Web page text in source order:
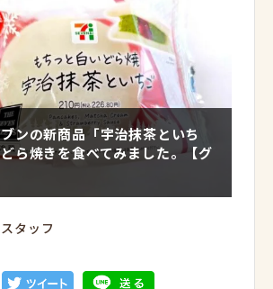
ンの新商品「宇治抹茶といち
ら焼きを食べてみました。【グ
タッフ